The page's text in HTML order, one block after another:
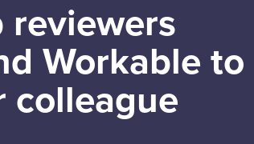
reviewers
Workable to
colleague